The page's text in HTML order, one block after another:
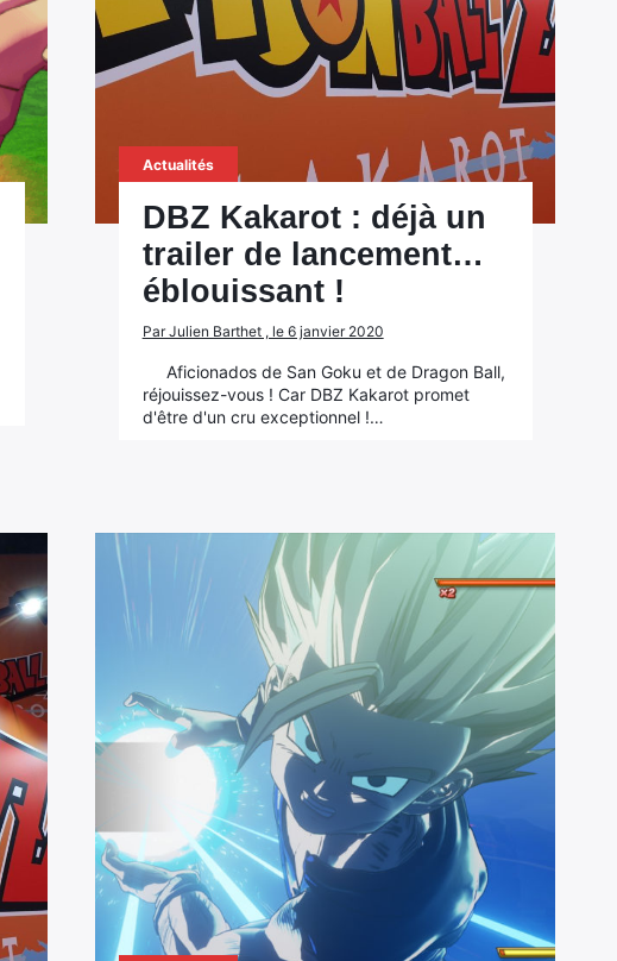
Actualités
DBZ Kakarot : déjà un
trailer de lancement…
éblouissant !
Par Julien Barthet , le 6 janvier 2020
Aficionados de San Goku et de Dragon Ball,
réjouissez-vous ! Car DBZ Kakarot promet
d'être d'un cru exceptionnel !…